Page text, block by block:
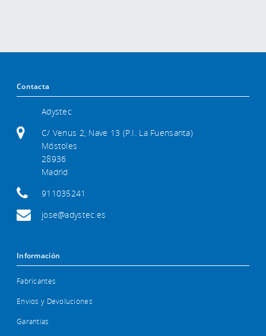
Contacta
Adystec
C/ Venus 2, Nave 13 (P.I. La Fuensanta)
Móstoles
28936
Madrid
911035241
jose@adystec.es
Información
Fabricantes
Envios y Devoluciones
Garantias